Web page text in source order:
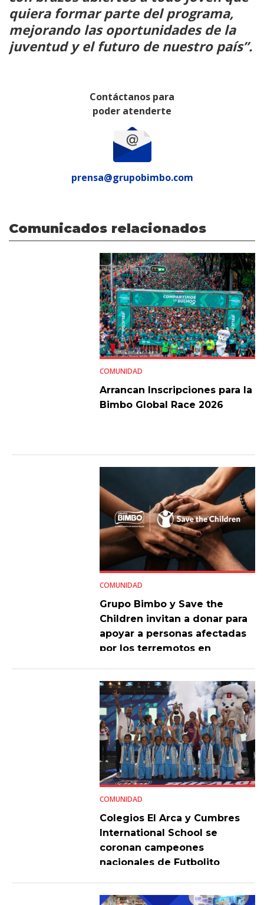
quiera formar parte del programa,
mejorando las oportunidades de la
juventud y el futuro de nuestro país”.
Contáctanos para
poder atenderte
prensa@grupobimbo.com
Comunicados relacionados
COMUNIDAD
Arrancan Inscripciones para la
Bimbo Global Race 2026
COMUNIDAD
Grupo Bimbo y Save the
Children invitan a donar para
apoyar a personas afectadas
por los terremotos en
COMUNIDAD
Colegios El Arca y Cumbres
International School se
coronan campeones
nacionales de Futbolito